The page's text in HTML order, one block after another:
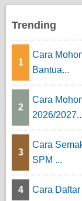
Trending
1
Cara
Bantua...
2
Cara
2026/
3
Cara
SPM ...
4 Cara